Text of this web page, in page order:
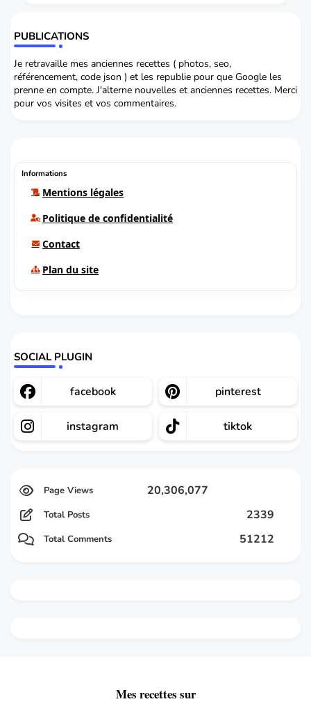
PUBLICATIONS
Je retravaille mes anciennes recettes ( photos, seo,
référencement, code json ) et les republie pour que Google les
prenne en compte. J'alterne nouvelles et anciennes recettes. Merci
pour vos visites et vos commentaires.
Informations
Mentions légales
Politique de confidentialité
Contact
Plan du site
SOCIAL PLUGIN
facebook pinterest
instagram tiktok
20,306,077
Total Posts 2339
Total Comments 51212
Mes recettes sur